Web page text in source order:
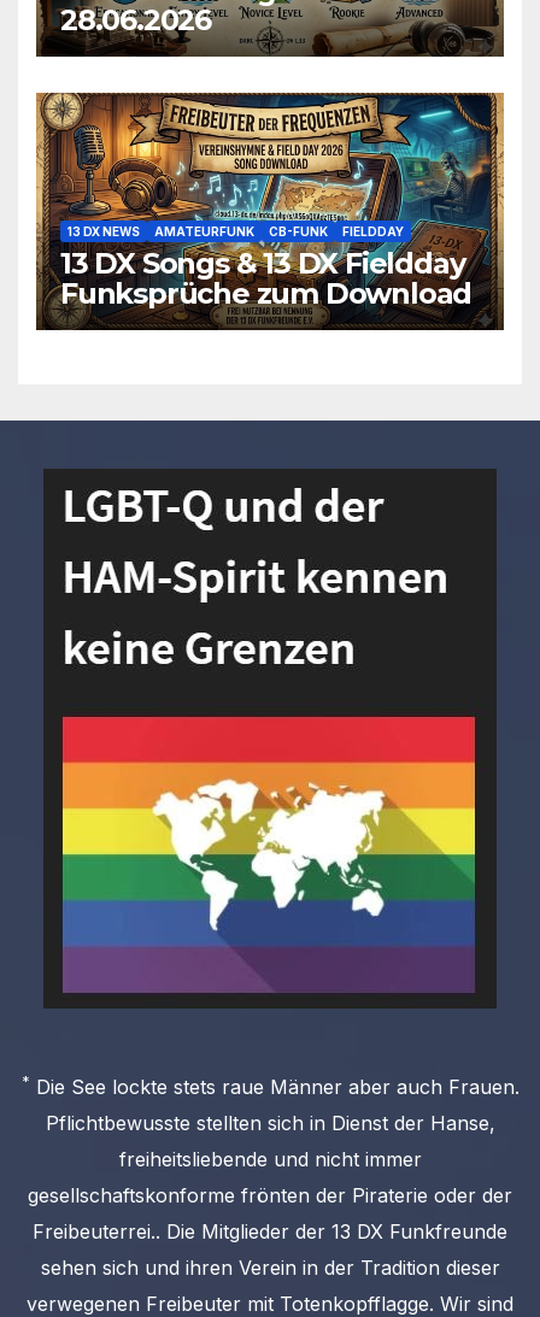
28.06.2026
13 DX NEWS AMATEURFUNK CB-FUNK FIELDDAY
13 DX Songs & 13 DX Fieldday
Funksprüche zum Download
* Die See lockte stets raue Männer aber auch Frauen.
Pflichtbewusste stellten sich in Dienst der Hanse,
freiheitsliebende und nicht immer
gesellschaftskonforme frönten der Piraterie oder der
Freibeuterrei.. Die Mitglieder der 13 DX Funkfreunde
sehen sich und ihren Verein in der Tradition dieser
verwegenen Freibeuter mit Totenkopfflagge. Wir sind